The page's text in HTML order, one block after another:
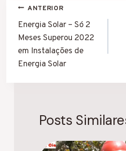
Navegação
de
Post
ANTERIOR
Energia Solar – Só 2
Meses Superou 2022
em Instalações de
Energia Solar
Posts